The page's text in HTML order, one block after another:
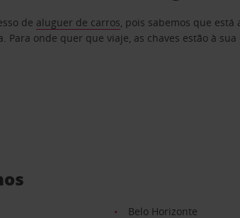
de aluguer de carros, pois sabemos que está
Para onde quer que viaje, as chaves estão à sua
Belo Horizonte